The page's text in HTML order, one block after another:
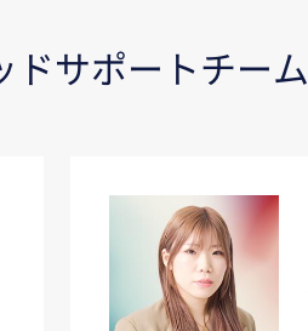
ドサポートチーム